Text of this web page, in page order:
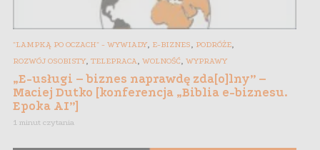
"LAMPKĄ PO OCZACH" - WYWIADY, E-BIZNES PODRÓŻE
ROZWÓJ OSOBISTY, TELEPRACA WOLNOŚĆ WYPRAWY
„E-usługi – biznes naprawdę zda[o]lny” –
Maciej Dutko [konferencja „Biblia e-biznesu.
Epoka AI”]
1 minut czytania